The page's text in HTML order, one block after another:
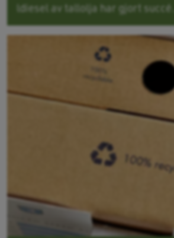
ldiesel av tallolja har gjort succé...